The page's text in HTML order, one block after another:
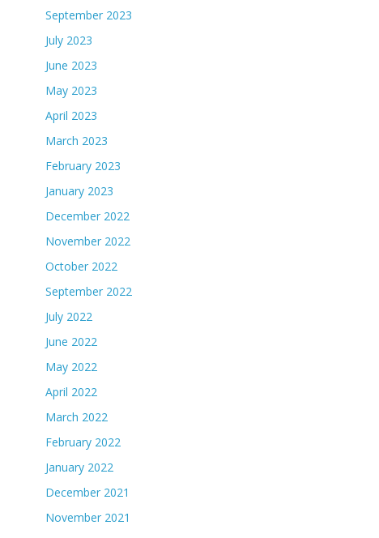
September 2023
July 2023
June 2023
May 2023
April 2023
March 2023
February 2023
January 2023
December 2022
November 2022
October 2022
September 2022
July 2022
June 2022
May 2022
April 2022
March 2022
February 2022
January 2022
December 2021
November 2021